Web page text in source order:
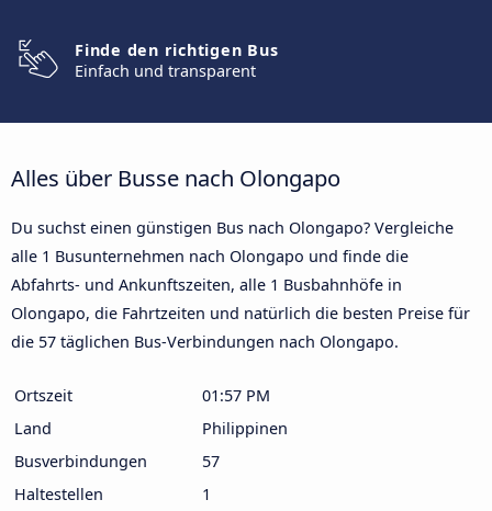
Finde den richtigen Bus
Einfach und transparent
Alles über Busse nach Olongapo
Du suchst einen günstigen Bus nach Olongapo? Vergleiche
alle 1 Busunternehmen nach Olongapo und finde die
Abfahrts- und Ankunftszeiten, alle 1 Busbahnhöfe in
Olongapo, die Fahrtzeiten und natürlich die besten Preise für
die 57 täglichen Bus-Verbindungen nach Olongapo.
Ortszeit
01:57 PM
Land
Philippinen
Busverbindungen
57
Haltestellen
1